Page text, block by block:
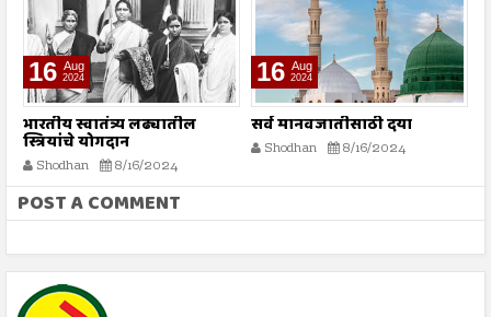
16 Aug
2024
भारतीय स्वातंत्र्य लढ्यातील
स्त्रियांचे योगदान
Shodhan 8/16/2024
16 Aug
2024
सर्व मानवजातीसाठी दया
Shodhan 8/16/2024
POST A COMMENT